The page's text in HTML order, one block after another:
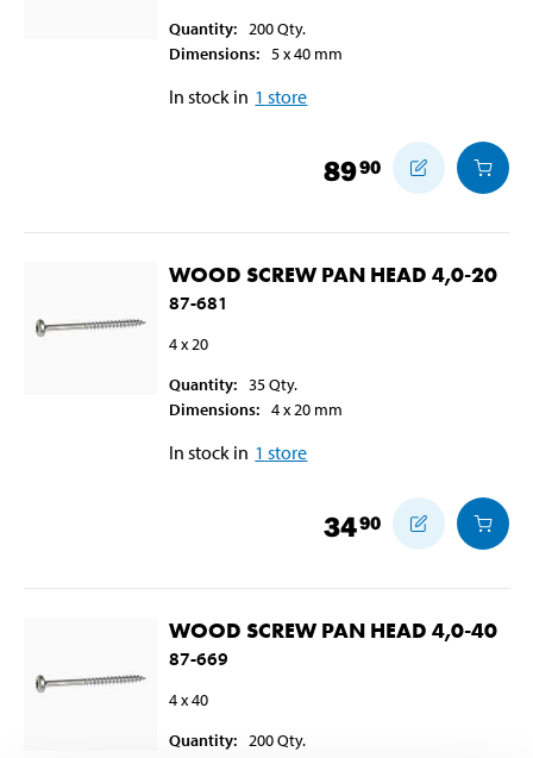
Quantity: 200Qty.
Dimensions: 5 x 40 mm
In stock in 1 store
8990
WOOD SCREW PAN HEAD 4,0-20
87-681
4 x 20
Quantity: 35Qty.
Dimensions: 4 x 20 mm
In stock in 1 store
3490
WOOD SCREW PAN HEAD 4,0-40
87-669
4 x 40
Quantity: 200Qty.